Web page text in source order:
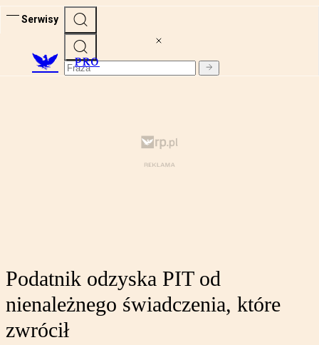
Serwisy
PRO
Podatnik odzyska PIT od
nienależnego świadczenia, które
zwrócił